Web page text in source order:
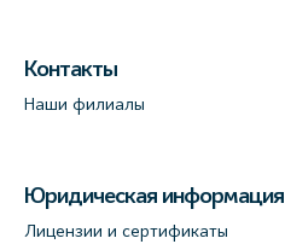
Контакты
Наши филиалы
Юридическая информация
Лицензии и сертификаты